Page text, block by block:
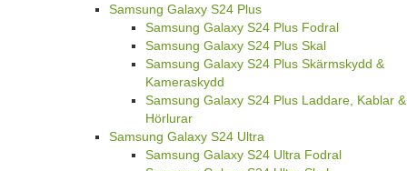
Samsung Galaxy S24 Plus
Samsung Galaxy S24 Plus Fodral
Samsung Galaxy S24 Plus Skal
Samsung Galaxy S24 Plus Skärmskydd &
Kameraskydd
Samsung Galaxy S24 Plus Laddare, Kablar &
Hörlurar
Samsung Galaxy S24 Ultra
Samsung Galaxy S24 Ultra Fodral